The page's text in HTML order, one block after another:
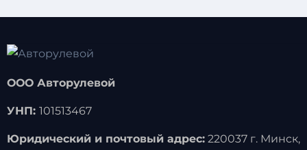
ООО Авторулевой
УНП: 101513467
Юридический и почтовый адрес:220037 г. Минск,